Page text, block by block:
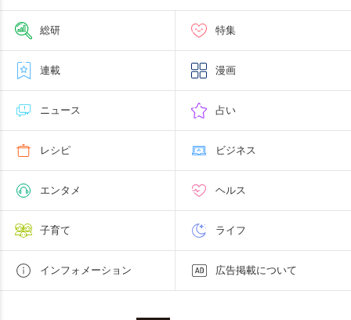
総研 特集
連載 漫画
ニュース 占い
レシピ ビジネス
エンタメ ヘルス
子育て ライフ
インフォメーション 広告掲載について